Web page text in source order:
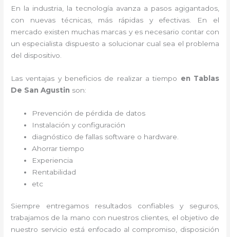
En la industria, la tecnología avanza a pasos agigantados,
con nuevas técnicas, más rápidas y efectivas . En el
mercado existen muchas marcas y es necesario contar con
un especialista dispuesto a solucionar cual sea el problema
del dispositivo.
Las ventajas y beneficios de realizar a tiempo en Tablas
De San Agustin son:
Prevención de pérdida de datos
Instalación y configuración
diagnóstico de fallas software o hardware
Ahorrar tiempo
Experiencia
Rentabilidad
etc
Siempre entregamos resultados confiables y seguros,
trabajamos de la mano con nuestros clientes, el objetivo de
nuestro servicio está enfocado al compromiso, disposición